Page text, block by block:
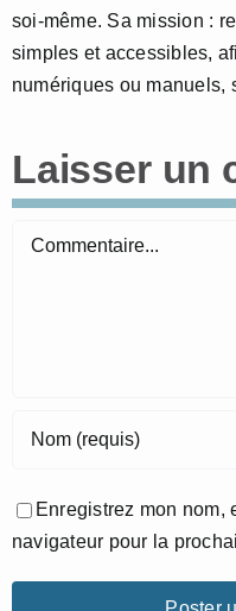
soi-même. Sa mission :
simples et accessibles,
numériques ou manuels,
Laisser un
Commentaire
Enregistrez mon nom,
navigateur pour la